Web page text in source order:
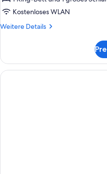
Kostenloses WLAN
Weitere Details
Weitere
Zimmer